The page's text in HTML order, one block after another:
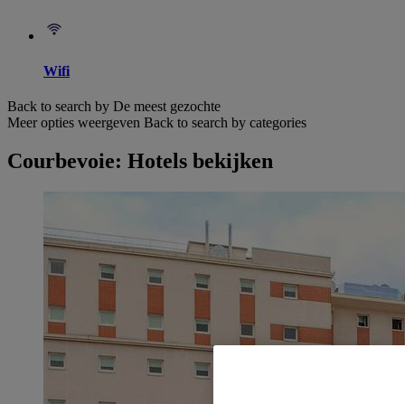
Wifi
Back to search by De meest gezochte
Meer opties weergeven Back to search by categories
Courbevoie: Hotels bekijken